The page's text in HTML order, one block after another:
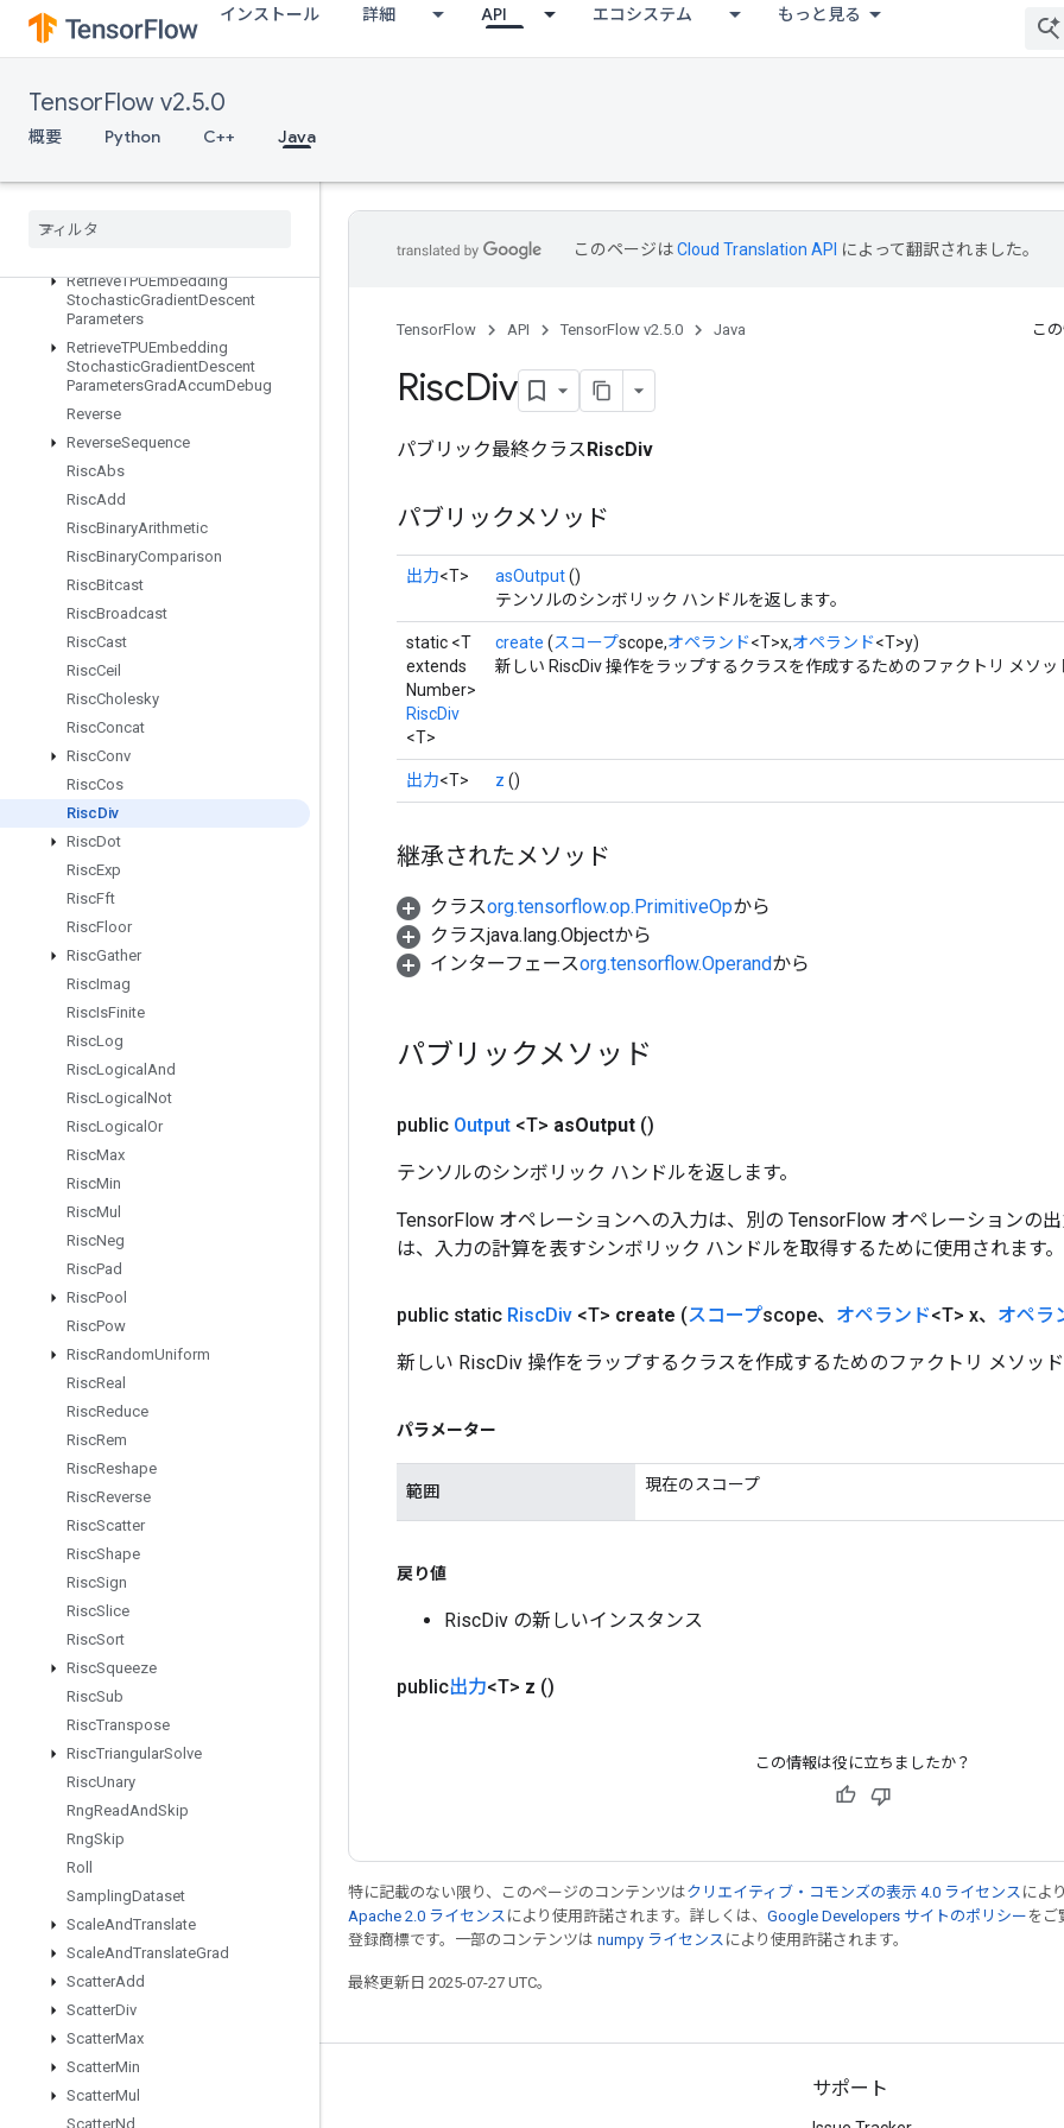
インストール 詳細 API エコシステム もっと見る
TensorFlow v2.5.0
概要 Python C++ Java
RetrieveTPUEmbeddingMomentumParameters
RetrieveTPUEmbeddingMomentumParametersGradAccumDebug
RetrieveTPUEmbeddingProximalAdagradParametersGradAccumDebug
RetrieveTPUEmbeddingProximalYogiParameters
RetrieveTPUEmbeddingRMSProp
Retrieve
RetrieveTPUEmbedding
StochasticGradientDescent
Parameters
RetrieveTPUEmbedding
StochasticGradientDescent
ParametersGradAccumDebug
Reverse
ReverseSequence
RiscAbs
RiscAdd
RiscBinaryArithmetic
RiscBinaryComparison
RiscBitcast
RiscBroadcast
RiscCast
RiscCeil
RiscCholesky
RiscConcat
RiscConv
RiscCos
RiscDiv
RiscDot
RiscExp
RiscFft
RiscFloor
RiscGather
RiscImag
RiscIsFinite
RiscLog
RiscLogical And
RiscLogical Not
RiscLogical Or
RiscMax
RiscMin
RiscMul
RiscNeg
RiscPad
RiscPool
RiscPow
RiscRandomUniform
RiscReal
RiscReduce
RiscRem
RiscReshape
RiscReverse
RiscScatter
RiscShape
RiscSign
RiscSlice
RiscSort
RiscSqueeze
RiscSub
RiscTranspose
RiscTriangularSolve
RiscUnary
RngReadAndSkip
RngSkip
Roll
SamplingDataset
ScaleAndTranslate
ScaleAndTranslateGrad
ScatterAdd
ScatterDiv
ScatterMax
ScatterMin
ScatterMul
ScatterNd
このページはCloud Translation API によって翻訳されました。
TensorFlow API TensorFlow v2.5.0 Java こ
RiscDiv
パブリック最終クラスRiscDiv
パブリックメソッド
出力<T> asOutput()
テンソルのシンボリック ハンドルを返します。
static <T
extends
Number>
RiscDiv
<T>
create (スコープscope,オペランド<T>x,オペランド<T>y)
新しい RiscDiv 操作をラップするクラスを作成するためのファクトリ メソッ
出力<T> z ()
継承されたメソッド
クラスorg.tensorflow.op.PrimitiveOpから
クラスjava.lang.Objectから
インターフェースorg.tensorflow.Operandから
パブリックメソッド
public Output <T> asOutput ()
テンソルのシンボリック ハンドルを返します。
TensorFlow オペレーションへの入力は、別の TensorFlow オペレーションの
は、入力の計算を表すシンボリック ハンドルを取得するために使用されます。
public static RiscDiv <T> create (スコープscope、 オペランド<T> x、 オペラ
新しい RiscDiv 操作をラップするクラスを作成するためのファクトリ メソッ
パラメーター
範囲 現在のスコープ
戻り値
RiscDiv の新しいインスタンス
public出力<T> z ()
この情報は役に立ちましたか？
特に記載のない限り、このページのコンテンツはクリエイティブ・コモンズの表示 4.0 ライセンス によ
Apache 2.0 ライセンス により使用許諾されます。詳しくは、 Google Developers サイトのポリシー をご
登録商標です。一部のコンテンツは numpy ライセンス により使用許諾されます。
最終更新日 2025-07-27 UTC。
つながる サポート